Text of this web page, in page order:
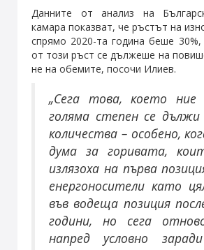
Данните от анализ на
камара показват, че ръстът на
спрямо 2020-та година беше
от този ръст се дължеше на
не на обемите, посочи Илиев.
„Сега това, което ние
голяма степен се
количества – особено,
дума за горивата,
излязоха на първа
енергоносители като
във водеща позиция
години, но сега
напред условно